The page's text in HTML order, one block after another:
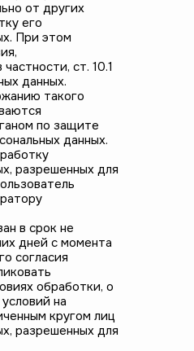
от других
его
При этом
ст. 10.1
данных.
такого
по защите
данных.
разрешенных для
в срок не
дней с момента
согласия
обработки, о
на
кругом лиц
разрешенных для